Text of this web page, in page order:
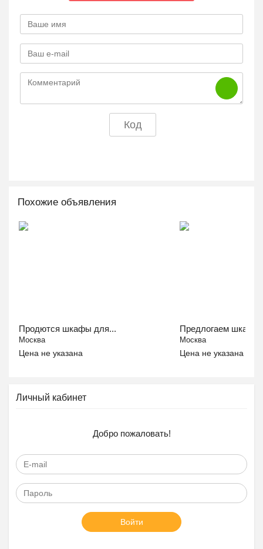
Похожие объявления
Продются шкафы для...
Москва
Цена не указана
Предлогаем
Москва
Цена не указана
Личный кабинет
Добро пожаловать!
Войти